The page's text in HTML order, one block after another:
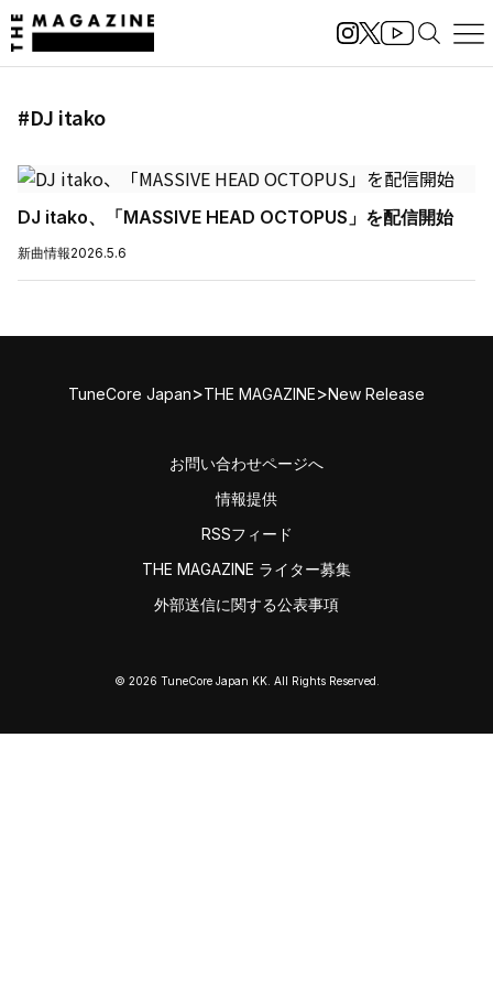
#DJ itako
DJ itako、「MASSIVE HEAD OCTOPUS」を配信開始
新曲情報2026.5.6
TuneCore Japan>THE MAGAZINE>New Release
お問い合わせページへ
情報提供
RSSフィード
THE MAGAZINE ライター募集
外部送信に関する公表事項
© 2026 TuneCore Japan KK. All Rights Reserved.